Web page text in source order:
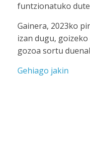
funtzionatuko
Gainera, 2023ko
izan dugu,
gozoa sortu
Gehiago jakin